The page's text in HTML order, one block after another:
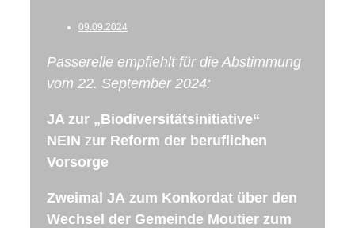
09.09.2024
Passerelle empfiehlt für die Abstimmung
vom 22. September 2024:
JA zur „Biodiversitätsinitiative“
NEIN zur Reform der beruflichen
Vorsorge
Zweimal JA zum Konkordat über den
Wechsel der Gemeinde Moutier zum